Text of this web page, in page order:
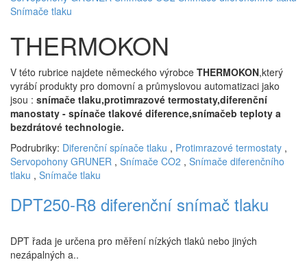
Snímače tlaku
THERMOKON
V této rubrice najdete německého výrobce THERMOKON,který
vyrábí produkty pro domovní a průmyslovou automatizaci jako
jsou : snímače tlaku,protimrazové termostaty,diferenční
manostaty - spínače tlakové diference,snímačeb teploty a
bezdrátové technologie.
Podrubriky: Diferenční spínače tlaku , Protimrazové termostaty ,
Servopohony GRUNER , Snímače CO2 , Snímače diferenčního
tlaku , Snímače tlaku
DPT250-R8 diferenční snímač tlaku
DPT řada je určena pro měření nízkých tlaků nebo jiných
nezápalných a..